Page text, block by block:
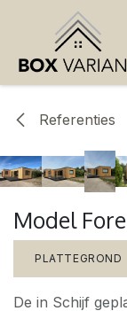
Referenties
Model
PLATTEGROND
De in Schijf